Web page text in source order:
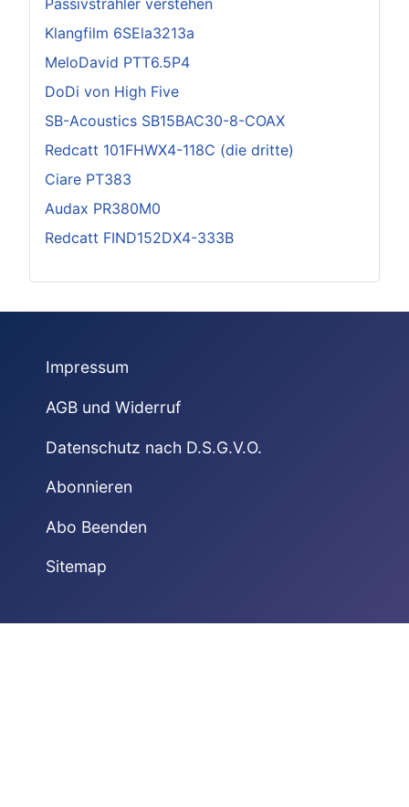
Klangfilm 6SEla3213a
MeloDavid PTT6.5P4
DoDi von High Five
SB-Acoustics SB15BAC30-8-COAX
Redcatt 101FHWX4-118C (die dritte)
Ciare PT383
Audax PR380M0
Redcatt FIND152DX4-333B
Impressum
AGB und Widerruf
Datenschutz nach D.S.G.V.O.
Abonnieren
Abo Beenden
Sitemap